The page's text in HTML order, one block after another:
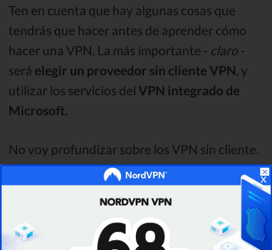
Ten en cuenta que hay algunas cosas que
tendrás que hacer antes de aprender cómo
hacer una VPN. La más importante - claro -
será elegir un proveedor sin cliente VPN , y
utilizar los servicios del VPN integrado de
Microsoft.
No voy profundizar sobre los VPN sin cliente.
¿Por qué?Bueno, no tengo ninguna
recomendación onada que decirsobre estos
servicios - te diré por qué.
x